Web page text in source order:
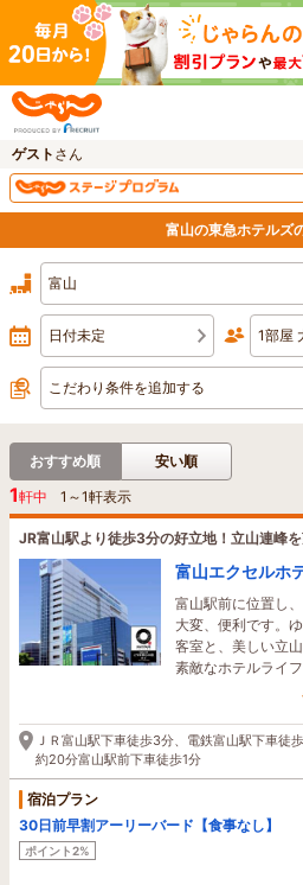
ゲスト さん
富山の東急ホテルズ
富山
日付未定 1部屋
こだわり条件を追加する
おすすめ順 安い順
1軒中 1 ～1軒表示
JR富山駅より徒歩3分の好立地！立山連峰を
富山エクセルホ
富山駅前に位置し
大変、便利です。
客室と、美しい立
素敵なホテルライ
ＪＲ富山駅下車徒歩3分、電鉄富山駅下車徒
約20分富山駅前下車徒歩1分
宿泊プラン
30日前早割アーリーバード【食事なし】
ポイント2%